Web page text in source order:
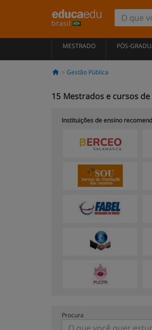
brasil
MESTRADO PÓS-
Gestão Pública
15 Mestrados e cursos
Instituições de ensino
Procura